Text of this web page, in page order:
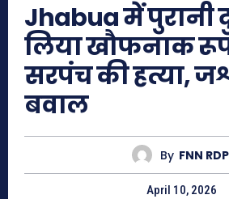
Jhabua में पुरानी
लिया खौफनाक
सरपंच की हत्या,
बवाल
By FNN RDP
April 10, 2026